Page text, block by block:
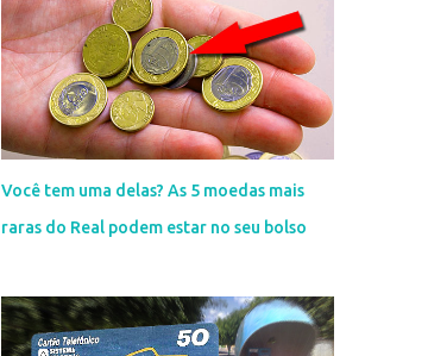
Você tem uma delas? As 5 moedas mais
raras do Real podem estar no seu bolso